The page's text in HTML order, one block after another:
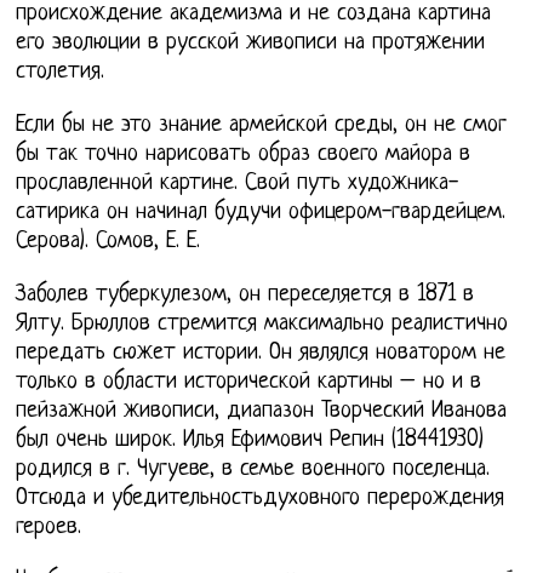
происхождение академизма и не создана картина
его эволюции в русской живописи на протяжении
столетия.
Если бы не это знание армейской среды, он не смог
бы так точно нарисовать образ своего майора в
прославленной картине. Свой путь художника-
сатирика он начинал будучи офицером-гвардейцем.
Серова). Сомов, Е. Е.
Заболев туберкулезом, он переселяется в 1871 в
Ялту. Брюллов стремится максимально реалистично
передать сюжет истории. Он являлся новатором не
только в области исторической картины – но и в
пейзажной живописи, диапазон Творческий Иванова
был очень широк. Илья Ефимович Репин (18441930)
родился в г. Чугуеве, в семье военного поселенца.
Отсюда и убедительностьдуховного перерождения
героев.